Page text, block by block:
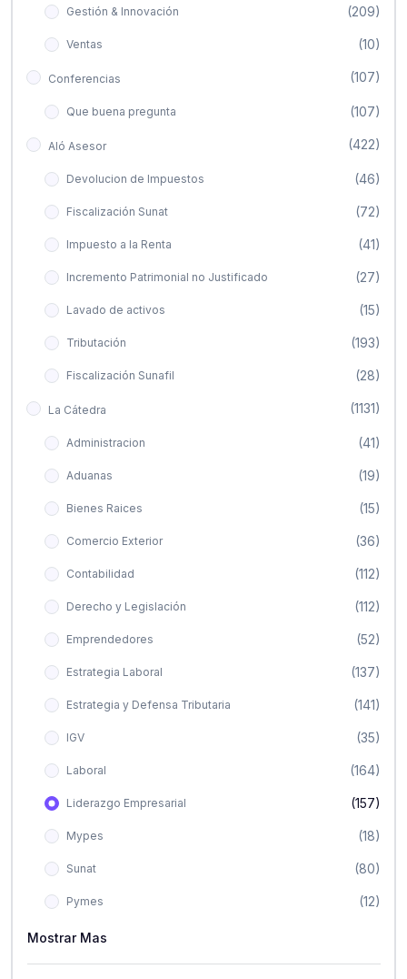
Gestión & Innovación (209)
Ventas (10)
Conferencias (107)
Que buena pregunta (107)
Aló Asesor (422)
Devolucion de Impuestos (46)
Fiscalización Sunat (72)
Impuesto a la Renta (41)
Incremento Patrimonial no Justificado (27)
Lavado de activos (15)
Tributación (193)
Fiscalización Sunafil (28)
La Cátedra (1131)
Administracion (41)
Aduanas (19)
Bienes Raices (15)
Comercio Exterior (36)
Contabilidad (112)
Derecho y Legislación (112)
Emprendedores (52)
Estrategia Laboral (137)
Estrategia y Defensa Tributaria (141)
IGV (35)
Laboral (164)
Liderazgo Empresarial (157)
Mypes (18)
Sunat (80)
Pymes (12)
Mostrar Mas